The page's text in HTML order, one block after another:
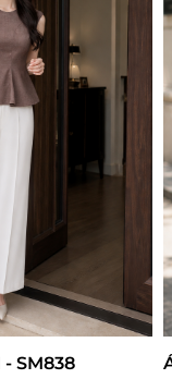
MI CỔ NƠ - SM930